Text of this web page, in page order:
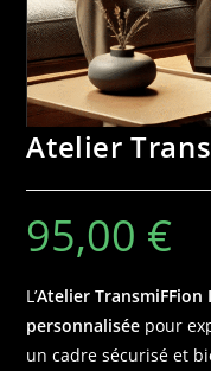
Atelier
95,00 €
L’Atelier TransmiFFion
personnalisée pour
un cadre sécurisé et